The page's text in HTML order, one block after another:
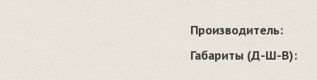
Производитель:
Габариты (Д-Ш-В):